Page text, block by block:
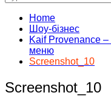
Home
Шоу-бізнес
Kaif Provenance –
меню
Screenshot_10
Screenshot_10